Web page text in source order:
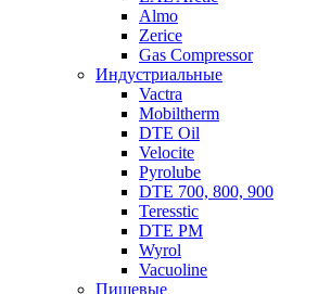
Almo
Zerice
Gas Compressor
Индустриальные
Vactra
Mobiltherm
DTE Oil
Velocite
Pyrolube
DTE 700, 800, 900
Teresstic
DTE PM
Wyrol
Vacuoline
Пищевые